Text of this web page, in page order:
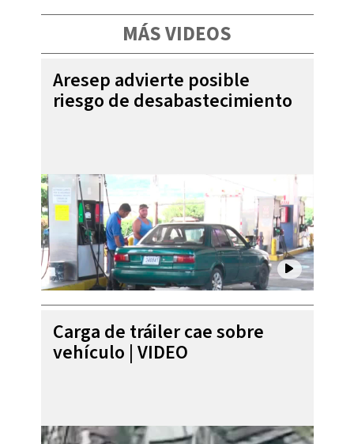
MÁS VIDEOS
Aresep advierte posible
riesgo de desabastecimiento
Carga de tráiler cae sobre
vehículo | VIDEO